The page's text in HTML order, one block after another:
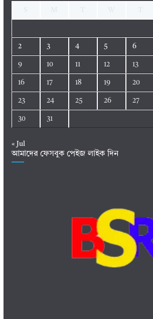
2 3 4 5 6
9 10 11 12 13
16 17 18 19 20
23 24 25 26 27
30 31
« Jul
আমাদের ফেসবুক পেইজ লাইক দিন